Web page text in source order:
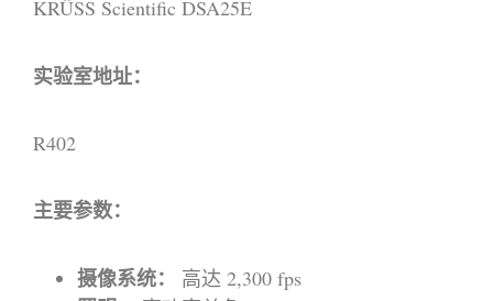
KRÜSS Scientific DSA25E
实验室地址：
R402
主要参数：
摄像系统： 高达 2,300 fps